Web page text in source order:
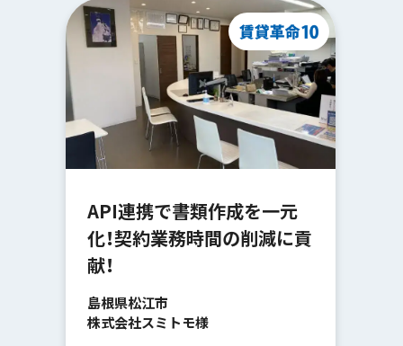
API連携で書類作成を一元
化！契約業務時間の削減に貢
献！
島根県松江市
株式会社スミトモ様